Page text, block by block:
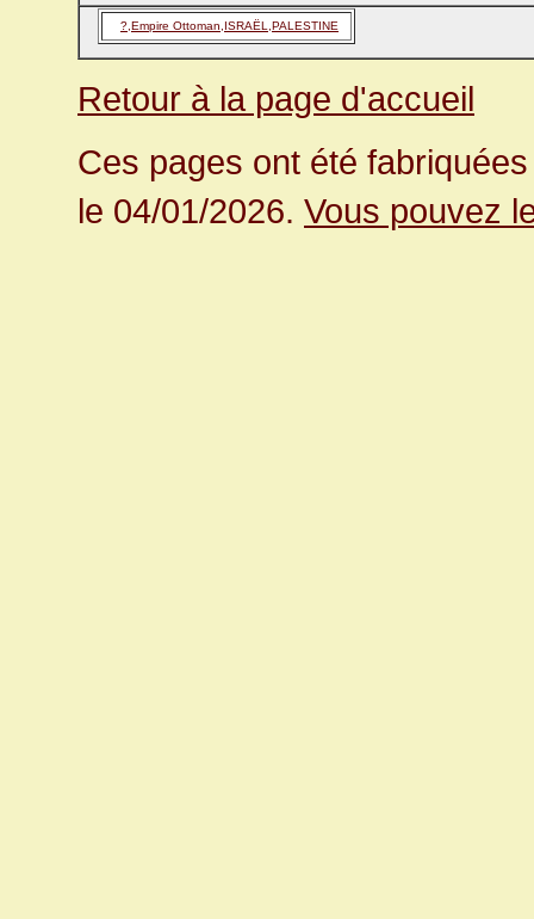
?,Empire Ottoman,ISRAËL,PALESTINE
Retour à la page d'accueil
Ces pages ont été
le 04/01/2026. Vous pouvez